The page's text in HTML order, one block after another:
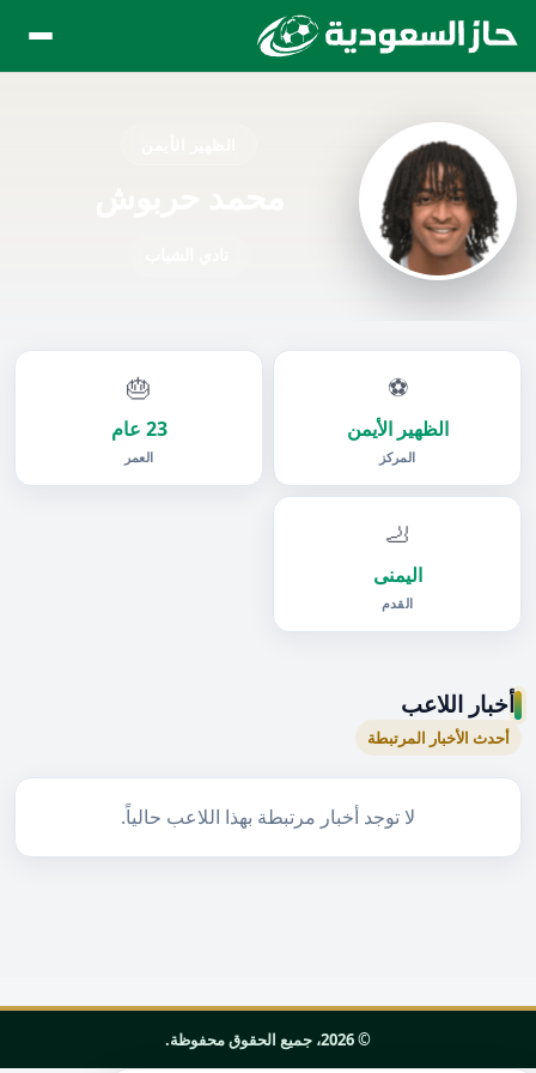
⚽
الظهير الأيمن
المركز
🎂
23 عام
العمر
🦶
اليمنى
القدم
أخبار اللاعب
أحدث الأخبار المرتبطة
لا توجد أخبار مرتبطة بهذا اللاعب حالياً.
© 2026، جميع الحقوق محفوظة.